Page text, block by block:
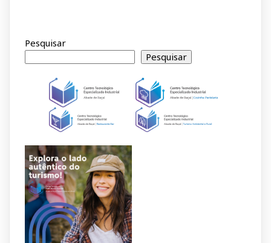
Pesquisar
Pesquisar